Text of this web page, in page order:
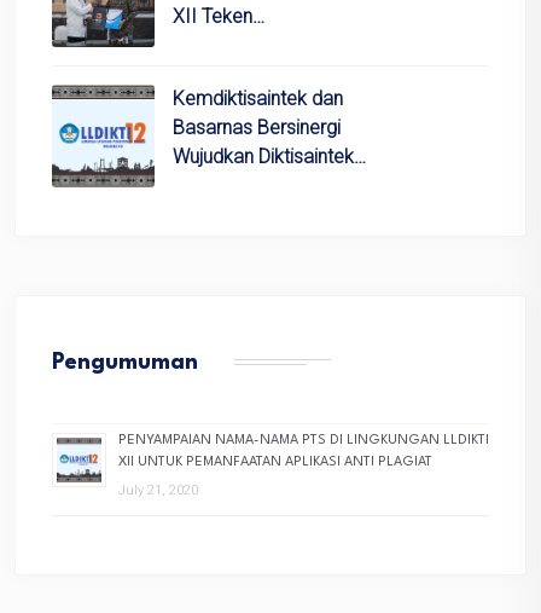
XII Teken…
Kemdiktisaintek dan
Basarnas Bersinergi
Wujudkan Diktisaintek…
Pengumuman
PENYAMPAIAN NAMA-NAMA PTS DI LINGKUNGAN LLDIKTI
XII UNTUK PEMANFAATAN APLIKASI ANTI PLAGIAT
July 21, 2020